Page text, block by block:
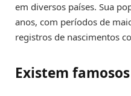
em diversos países. Sua
anos, com períodos de
registros de nascimentos
Existem